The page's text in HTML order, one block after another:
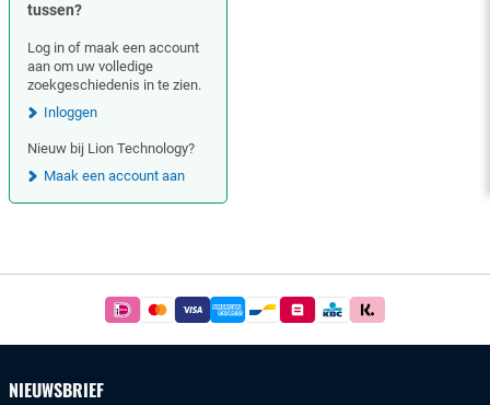
tussen?
Log in of maak een account
aan om uw volledige
zoekgeschiedenis in te zien.
Inloggen
Nieuw bij Lion Technology?
Maak een account aan
Betaal
simpel
NIEUWSBRIEF